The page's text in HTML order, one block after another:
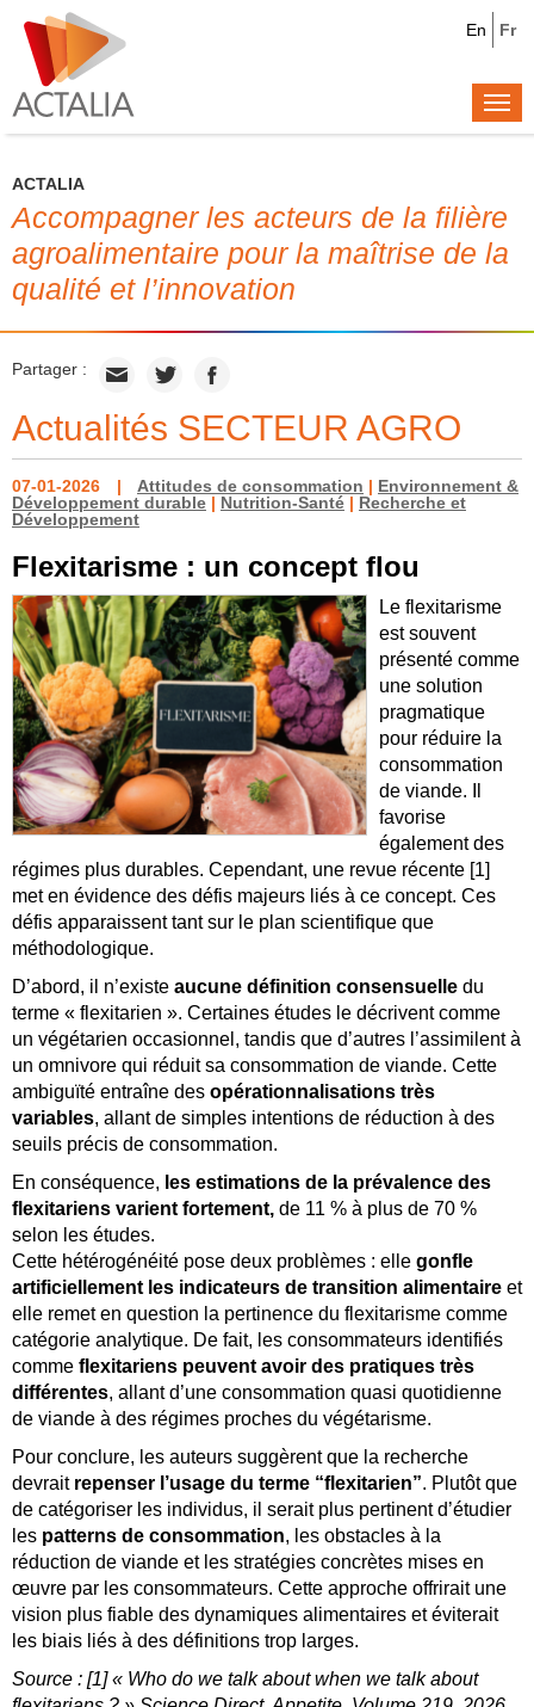
Fr
En
ACTALIA
Accompagner les acteurs de la filière
agroalimentaire pour la maîtrise de la
qualité et l’innovation
Partager :
Actualités SECTEUR AGRO
07-01-2026 Attitudes de consommation | Environnement &
Développement durable | Nutrition-Santé | Recherche et
Développement
Flexitarisme : un concept flou
Le flexitarisme
est souvent
présenté comme
une solution
pragmatique
pour réduire la
consommation
de viande. Il
favorise
également des
régimes plus durables. Cependant, une revue récente [1]
met en évidence des défis majeurs liés à ce concept. Ces
défis apparaissent tant sur le plan scientifique que
méthodologique.
D’abord, il n’existe aucune définition consensuelle du
terme « flexitarien ». Certaines études le décrivent comme
un végétarien occasionnel, tandis que d’autres l’assimilent à
un omnivore qui réduit sa consommation de viande. Cette
ambiguïté entraîne des opérationnalisations très
variables, allant de simples intentions de réduction à des
seuils précis de consommation.
En conséquence, les estimations de la prévalence des
flexitariens varient fortement, de 11 % à plus de 70 %
selon les études.
Cette hétérogénéité pose deux problèmes : elle gonfle
artificiellement les indicateurs de transition alimentaire et
elle remet en question la pertinence du flexitarisme comme
catégorie analytique. De fait, les consommateurs identifiés
comme flexitariens peuvent avoir des pratiques très
différentes, allant d’une consommation quasi quotidienne
de viande à des régimes proches du végétarisme.
Pour conclure, les auteurs suggèrent que la recherche
devrait repenser l’usage du terme “flexitarien”. Plutôt que
de catégoriser les individus, il serait plus pertinent d’étudier
les patterns de consommation, les obstacles à la
réduction de viande et les stratégies concrètes mises en
œuvre par les consommateurs. Cette approche offrirait une
vision plus fiable des dynamiques alimentaires et éviterait
les biais liés à des définitions trop larges.
Source : [1]« Who do we talk about when we talk about